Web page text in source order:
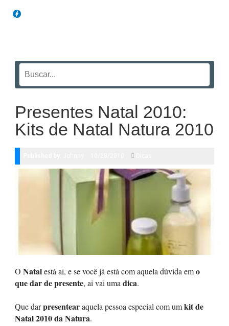
Presentes Natal 2010:
Kits de Natal Natura 2010
O Natalestá ai, e se você já está com aquela dúvida emo
que dar de presente, ai vai uma dica.
Que darpresentearaquela pessoa especial com umkit de
Natal 2010 da Natura.